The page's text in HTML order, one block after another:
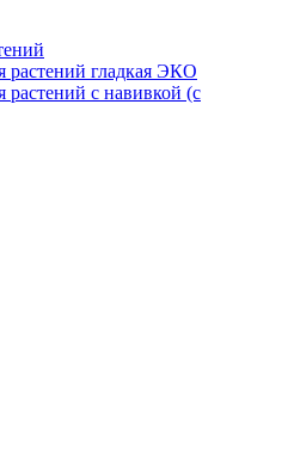
растений гладкая ЭКО
растений с навивкой (с